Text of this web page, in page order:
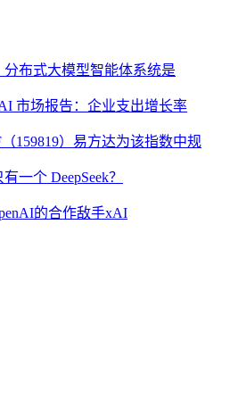
分布式大模型智能体系统是
市场报告：企业支出增长率
159819）易方达为该指数中规
一个 DeepSeek？
的合作敌手xAI